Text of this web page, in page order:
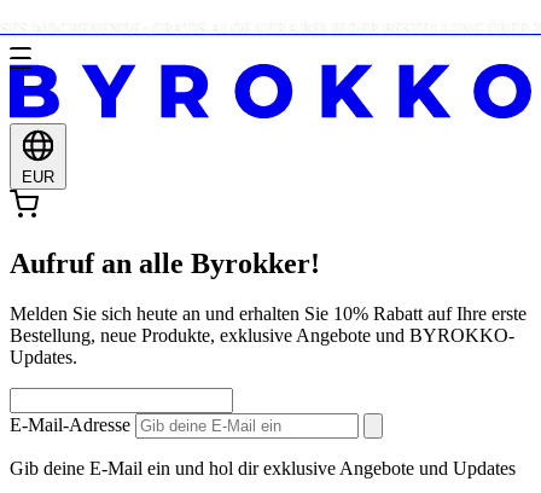
EUR
Aufruf an alle Byrokker!
Melden Sie sich heute an und erhalten Sie 10% Rabatt auf Ihre erste
Bestellung, neue Produkte, exklusive Angebote und BYROKKO-
Updates.
E-Mail-Adresse
Gib deine E-Mail ein und hol dir exklusive Angebote und Updates